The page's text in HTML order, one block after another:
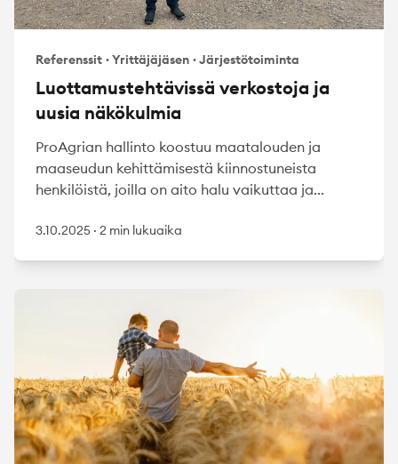
Referenssit ·Yrittäjäjäsen ·Järjestötoiminta
Luottamustehtävissä verkostoja ja
uusia näkökulmia
ProAgrian hallinto koostuu maatalouden ja
maaseudun kehittämisestä kiinnostuneista
henkilöistä, joilla on aito halu vaikuttaa ja...
3.10.2025 · 2 min lukuaika